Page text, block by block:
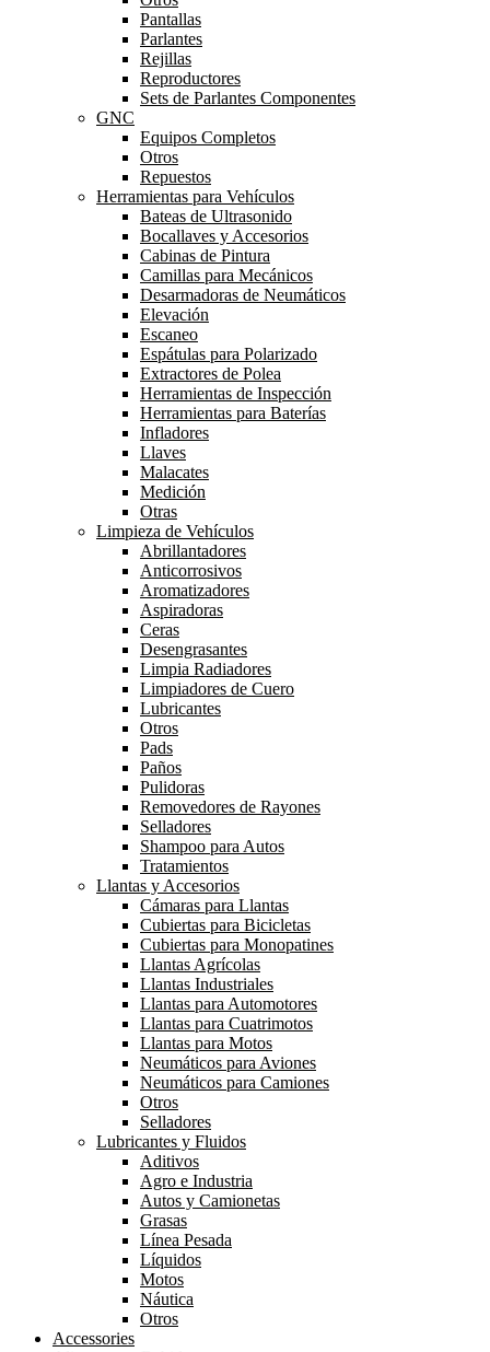
Pantallas
Parlantes
Rejillas
Reproductores
Sets de Parlantes Componentes
GNC
Equipos Completos
Otros
Repuestos
Herramientas para Vehículos
Bateas de Ultrasonido
Bocallaves y Accesorios
Cabinas de Pintura
Camillas para Mecánicos
Desarmadoras de Neumáticos
Elevación
Escaneo
Espátulas para Polarizado
Extractores de Polea
Herramientas de Inspección
Herramientas para Baterías
Infladores
Llaves
Malacates
Medición
Otras
Limpieza de Vehículos
Abrillantadores
Anticorrosivos
Aromatizadores
Aspiradoras
Ceras
Desengrasantes
Limpia Radiadores
Limpiadores de Cuero
Lubricantes
Otros
Pads
Paños
Pulidoras
Removedores de Rayones
Selladores
Shampoo para Autos
Tratamientos
Llantas y Accesorios
Cámaras para Llantas
Cubiertas para Bicicletas
Cubiertas para Monopatines
Llantas Agrícolas
Llantas Industriales
Llantas para Automotores
Llantas para Cuatrimotos
Llantas para Motos
Neumáticos para Aviones
Neumáticos para Camiones
Otros
Selladores
Lubricantes y Fluidos
Aditivos
Agro e Industria
Autos y Camionetas
Grasas
Línea Pesada
Líquidos
Motos
Náutica
Otros
Accessories